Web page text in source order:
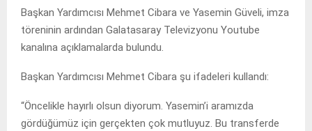
Başkan Yardımcısı Mehmet Cibara ve Yasemin Güveli, imza
töreninin ardından Galatasaray Televizyonu Youtube
kanalına açıklamalarda bulundu.
Başkan Yardımcısı Mehmet Cibara şu ifadeleri kullandı:
“Öncelikle hayırlı olsun diyorum. Yasemin’i aramızda
gördüğümüz için gerçekten çok mutluyuz. Bu transferde